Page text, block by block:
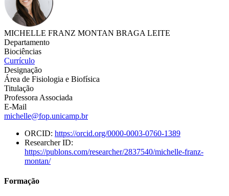
MICHELLE FRANZ MONTAN BRAGA LEITE
Departamento
Biociências
Currículo
Designação
Área de Fisiologia e Biofísica
Titulação
Professora Associada
E-Mail
michelle@fop.unicamp.br
ORCID: https://orcid.org/0000-0003-0760-1389
Researcher ID:
https://publons.com/researcher/2837540/michelle-franz-
montan/
Formação